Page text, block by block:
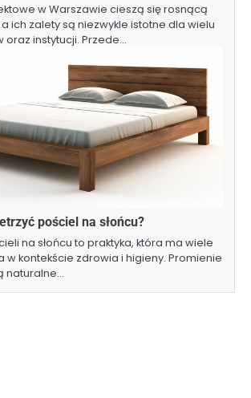
w Warszawie cieszą się rosnącą
ich zalety są niezwykle istotne dla wielu
oraz instytucji. Przede…
pościel na słońcu?
na słońcu to praktyka, która ma wiele
w kontekście zdrowia i higieny. Promienie
naturalne…